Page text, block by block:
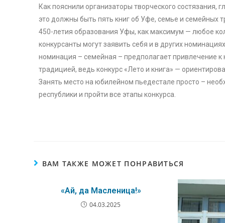
Как пояснили организаторы творческого состязания,
это должны быть пять книг об Уфе, семье и семейных
450-летия образования Уфы, как максимум — любое
конкурсанты могут заявить себя и в других
номинация – семейная – предполагает привлечение
традицией, ведь конкурс «Лето и книга» —
Занять место на юбилейном пьедестале просто –
республики и пройти все этапы конкурса.
ВАМ ТАКЖЕ МОЖЕТ ПОНРАВИТЬСЯ
«Ай, да Масленица!»
04.03.2025